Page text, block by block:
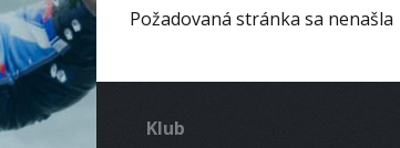
Požadovaná stránka sa nenašla
Klub